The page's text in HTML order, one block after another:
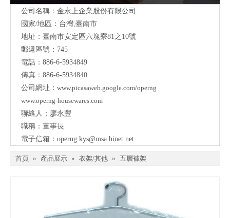
公司名稱：金永上企業股份有限公司
國家/地區：台灣,臺南市
地址：臺南市安定區六塊寮81之10號
郵遞區號：745
電話：886-6-5934849
傳真：886-6-5934840
公司網址： www.picasaweb.google.com/operng
www.operng-housewares.com
聯絡人：廖永豐
職稱：董事長
電子信箱： operng.kys@msa.hinet.net
首頁 » 產品展示 » 衣架/其他 » 五層褲架